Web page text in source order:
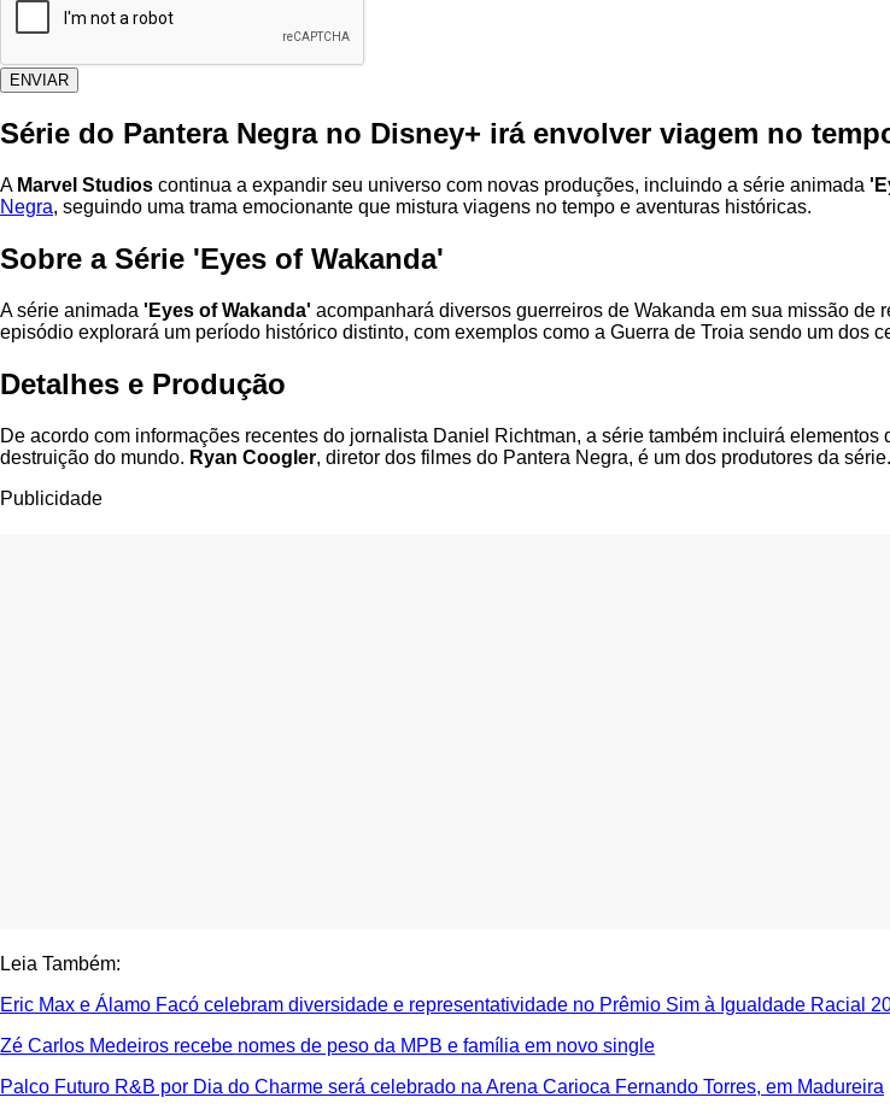
ENVIAR
Série do Pantera Negra no Disney+ irá envolver viagem no
A Marvel Studios continua a expandir seu universo com novas produções, incluindo a série animada
Negra, seguindo uma trama emocionante que mistura viagens no tempo e aventuras históricas.
Sobre a Série 'Eyes of Wakanda'
A série animada 'Eyes of Wakanda' acompanhará diversos guerreiros de Wakanda em sua missão
episódio explorará um período histórico distinto, com exemplos como a Guerra de Troia sendo um dos
Detalhes e Produção
De acordo com informações recentes do jornalista Daniel Richtman, a série também incluirá
destruição do mundo. Ryan Coogler, diretor dos filmes do Pantera Negra, é um dos produtores da série.
Publicidade
Leia Também:
Eric Max e Álamo Facó celebram diversidade e representatividade no Prêmio Sim à Igualdade Racial
Zé Carlos Medeiros recebe nomes de peso da MPB e família em novo single
Palco Futuro R&B por Dia do Charme será celebrado na Arena Carioca Fernando Torres, em Madureira